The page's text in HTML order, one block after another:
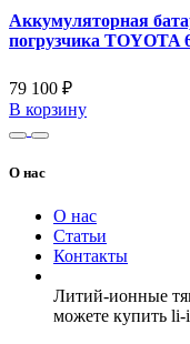
Аккумуляторная
погрузчика TOYOTA
79 100 ₽
В корзину
О нас
О нас
Статьи
Контакты
Литий-ионные
можете купить li-